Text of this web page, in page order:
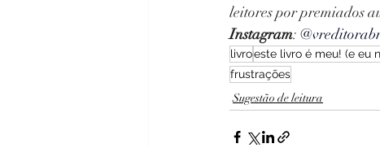
leitores por premiados
Instagram:
livroeste livro é meu! (e eu
frustrações
Sugestão de leitura